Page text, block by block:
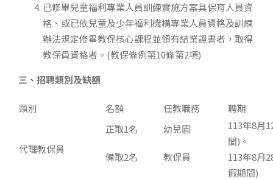
已修畢兒童福利專業人員訓練實施方案具保育人員資
格、或已依兒童及少年福利機構專業人員資格及訓練
辦法規定修畢教保核心課程並領有結業證書者，取得
教保員資格者。(教保條例第10條第2項)
三、招聘類別及缺額
類別 名額 任教職務 聘期
代理教保員
正取1名
備取2名
幼兒園
教保員
113年8月
間)。
113年8月
假期間)